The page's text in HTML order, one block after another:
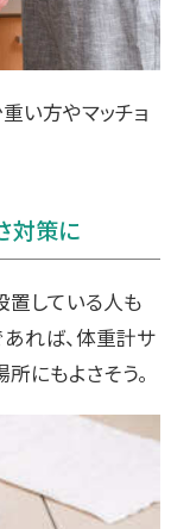
い方やマッチョ
対策に
置している人も
あれば、体重計サ
にもよさそう。